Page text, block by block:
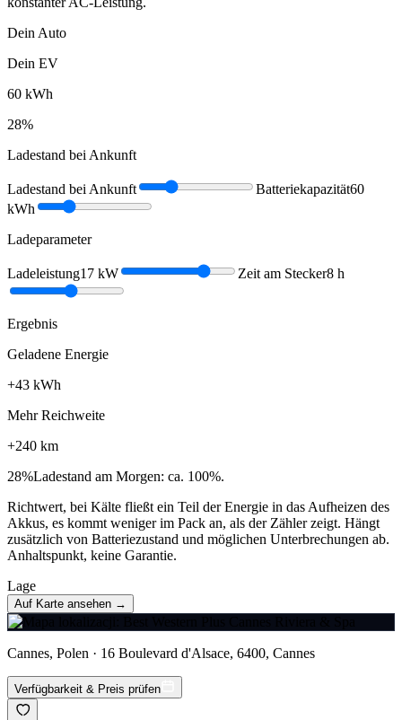
Dein Auto
Dein EV
60 kWh
28%
Ladestand bei Ankunft
Ladestand bei Ankunft Batteriekapazität60
kWh
Ladeparameter
Ladeleistung17 kW Zeit am Stecker8 h
Ergebnis
Geladene Energie
+43 kWh
Mehr Reichweite
+240 km
28%Ladestand am Morgen: ca. 100%.
Richtwert, bei Kälte fließt ein Teil der Energie in das Aufheizen des
Akkus, es kommt weniger im Pack an, als der Zähler zeigt. Hängt
zusätzlich von Batteriezustand und möglichen Unterbrechungen ab.
Anhaltspunkt, keine Garantie.
Lage
Auf Karte ansehen →
Cannes, Polen · 16 Boulevard d'Alsace, 6400, Cannes
Verfügbarkeit & Preis prüfen